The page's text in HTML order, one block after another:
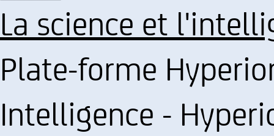
La science et
Plate-forme
Intelligence -